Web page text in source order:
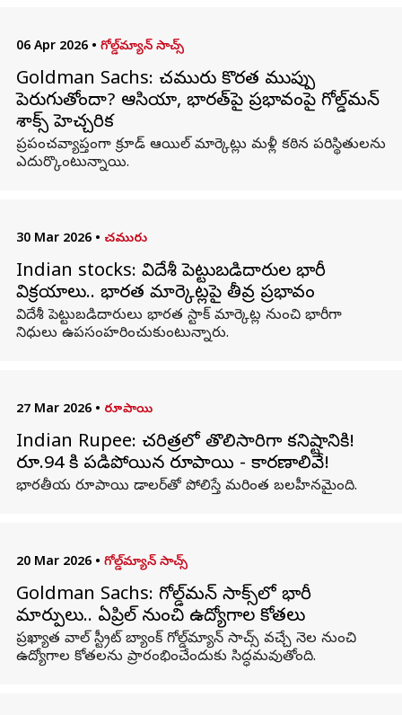
06 Apr 2026 • గోల్డ్‌మ్యాన్ సాచ్స్
Goldman Sachs: చమురు కొరత ముప్పు
పెరుగుతోందా? ఆసియా, భారత్‌పై ప్రభావంపై గోల్డ్‌మన్
శాక్స్ హెచ్చరిక
ప్రపంచవ్యాప్తంగా క్రూడ్ ఆయిల్ మార్కెట్లు మళ్లీ కఠిన పరిస్థితులను
ఎదుర్కొంటున్నాయి.
30 Mar 2026 • చమురు
Indian stocks: విదేశీ పెట్టుబడిదారుల భారీ
విక్రయాలు.. భారత మార్కెట్లపై తీవ్ర ప్రభావం
విదేశీ పెట్టుబడిదారులు భారత స్టాక్ మార్కెట్ల నుంచి భారీగా
నిధులు ఉపసంహరించుకుంటున్నారు.
27 Mar 2026 • రూపాయి
Indian Rupee: చరిత్రలో తొలిసారిగా కనిష్టానికి!
రూ.94 కి పడిపోయిన రూపాయి - కారణాలివే!
భారతీయ రూపాయి డాలర్‌తో పోలిస్తే మరింత బలహీనమైంది.
20 Mar 2026 • గోల్డ్‌మ్యాన్ సాచ్స్
Goldman Sachs: గోల్డ్‌మన్ సాక్స్‌లో భారీ
మార్పులు.. ఏప్రిల్ నుంచి ఉద్యోగాల కోతలు
ప్రఖ్యాత వాల్ స్ట్రీట్ బ్యాంక్ గోల్డ్‌మ్యాన్ సాచ్స్ వచ్చే నెల నుంచి
ఉద్యోగాల కోతలను ప్రారంభించేందుకు సిద్ధమవుతోంది.